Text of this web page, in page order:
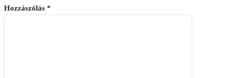
Hozzászólás *